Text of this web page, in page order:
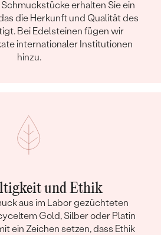
erhalten Sie ein
die Herkunft und Qualität des
Bei Edelsteinen fügen wir
internationaler Institutionen
hinzu.
und Ethik
aus im Labor gezüchteten
Gold, Silber oder Platin
ein Zeichen setzen, dass Ethik